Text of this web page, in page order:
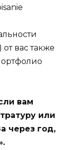
от вас также
вам
или
через год,